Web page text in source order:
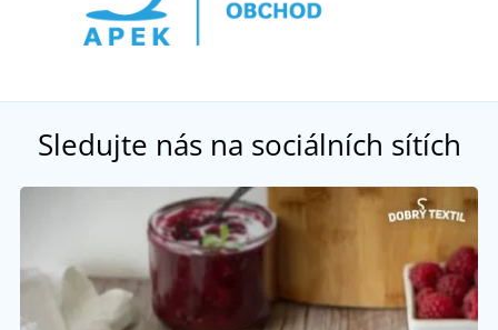
Sledujte nás na sociálních sítích